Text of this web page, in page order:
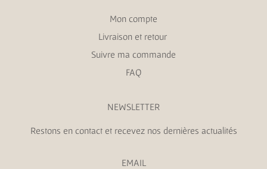
Mon compte
Livraison et retour
Suivre ma commande
FAQ
NEWSLETTER
Restons en contact et recevez nos dernières actualités
EMAIL